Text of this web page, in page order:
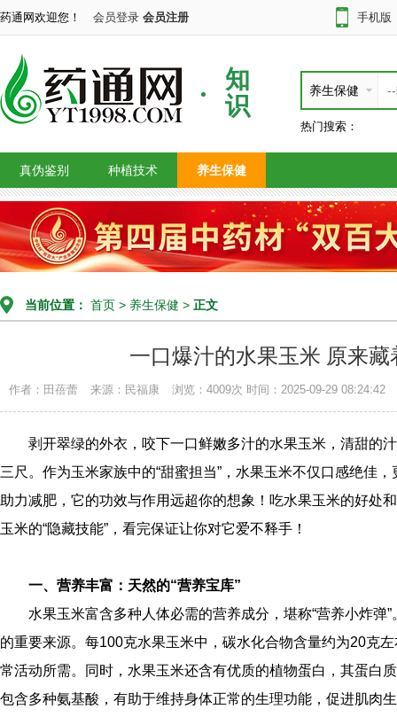
药通网欢迎您！ 会员登录 会员注册 手机版
知
识
养生保健
热门搜索：
真伪鉴别 种植技术 养生保健
当前位置： 首页 > 养生保健 > 正文
一口爆汁的水果玉米 原来
作者：田蓓蕾 来源：民福康 浏览：4009次 时间：2025-09-29 08:24:42
剥开翠绿的外衣，咬下一口鲜嫩多汁的水果玉米，清甜的
三尺。作为玉米家族中的“甜蜜担当”，水果玉米不仅口感绝佳
助力减肥，它的功效与作用远超你的想象！吃水果玉米的好处
玉米的“隐藏技能”，看完保证让你对它爱不释手！
一、营养丰富：天然的“营养宝库”
水果玉米富含多种人体必需的营养成分，堪称“营养小炸弹
的重要来源。每100克水果玉米中，碳水化合物含量约为20克
常活动所需。同时，水果玉米还含有优质的植物蛋白，其蛋白
包含多种氨基酸，有助于维持身体正常的生理功能，促进肌肉